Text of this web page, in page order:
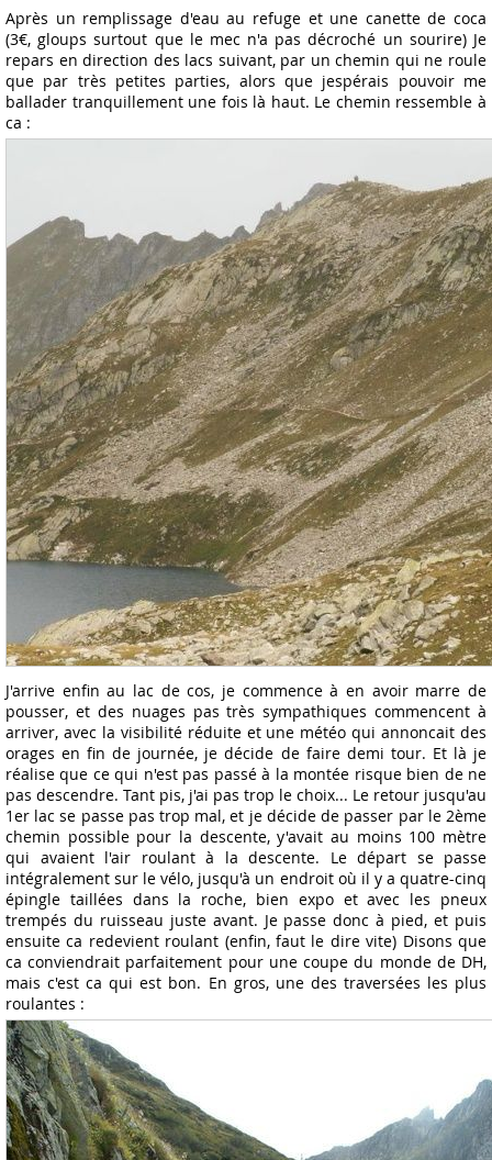
Après un remplissage d'eau au refuge et une canette de coca
(3€, gloups surtout que le mec n'a pas décroché un sourire) Je
repars en direction des lacs suivant, par un chemin qui ne roule
que par très petites parties, alors que jespérais pouvoir me
ballader tranquillement une fois là haut. Le chemin ressemble à
ca :
J'arrive enfin au lac de cos, je commence à en avoir marre de
pousser, et des nuages pas très sympathiques commencent à
arriver, avec la visibilité réduite et une météo qui annoncait des
orages en fin de journée, je décide de faire demi tour. Et là je
réalise que ce qui n'est pas passé à la montée risque bien de ne
pas descendre. Tant pis, j'ai pas trop le choix... Le retour jusqu'au
1er lac se passe pas trop mal, et je décide de passer par le 2ème
chemin possible pour la descente, y'avait au moins 100 mètre
qui avaient l'air roulant à la descente. Le départ se passe
intégralement sur le vélo, jusqu'à un endroit où il y a quatre-cinq
épingle taillées dans la roche, bien expo et avec les pneux
trempés du ruisseau juste avant. Je passe donc à pied, et puis
ensuite ca redevient roulant (enfin, faut le dire vite) Disons que
ca conviendrait parfaitement pour une coupe du monde de DH,
mais c'est ca qui est bon. En gros, une des traversées les plus
roulantes :